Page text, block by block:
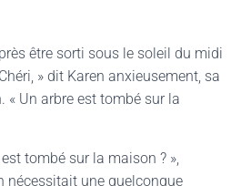
être sorti sous le soleil du midi
» dit Karen anxieusement, sa
« Un arbre est tombé sur la
tombé sur la maison ? »,
nécessitait une quelconque